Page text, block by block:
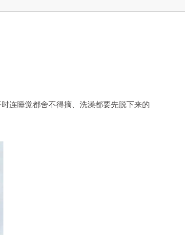
睡觉都舍不得摘、洗澡都要先脱下来的